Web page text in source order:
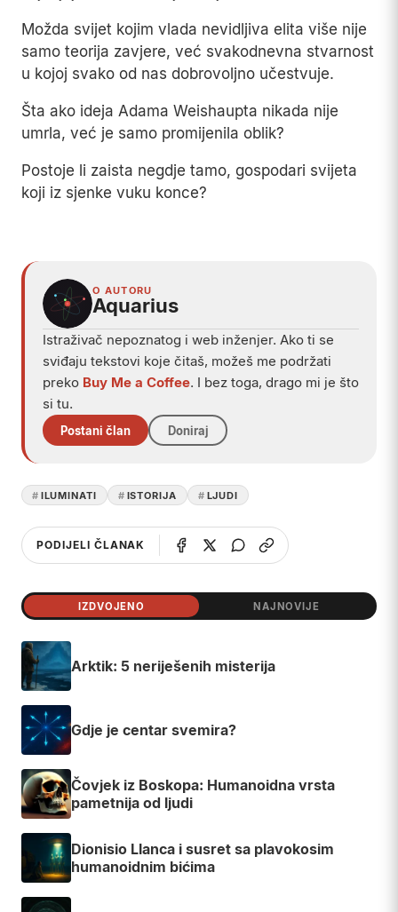
Možda svijet kojim vlada nevidljiva elita više nije
samo teorija zavjere, već svakodnevna stvarnost
u kojoj svako od nas dobrovoljno učestvuje.
Šta ako ideja Adama Weishaupta nikada nije
umrla, već je samo promijenila oblik?
Postoje li zaista negdje tamo, gospodari svijeta
koji iz sjenke vuku konce?
O AUTORU
Aquarius
Istraživač nepoznatog i web inženjer. Ako ti se
sviđaju tekstovi koje čitaš, možeš me podržati
preko Buy Me a Coffee. I bez toga, drago mi je što
si tu.
Postani član Doniraj
ILUMINATI ISTORIJA LJUDI
PODIJELI ČLANAK
IZDVOJENO NAJNOVIJE
Arktik: 5 neriješenih misterija
Gdje je centar svemira?
Čovjek iz Boskopa: Humanoidna vrsta
pametnija od ljudi
Dionisio Llanca i susret sa plavokosim
humanoidnim bićima